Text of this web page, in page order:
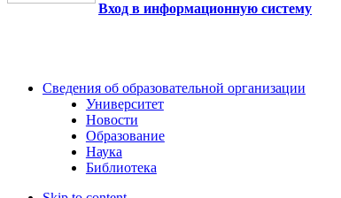
Вход в информационную систему
Сведения об образовательной организации
Университет
Новости
Образование
Наука
Библиотека